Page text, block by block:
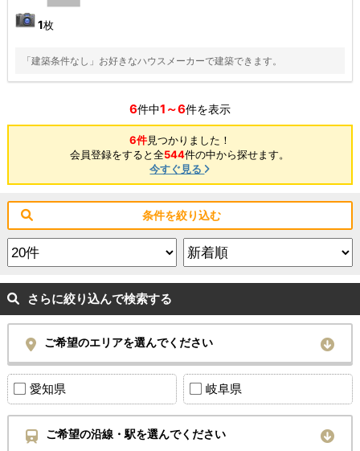
1枚
「建築条件なし」お好きなハウスメーカーで建築できます。
6件中1～6件を表示
6件見つかりました！
会員登録をすると全544件の中から探せます。
今すぐ見る
条件を絞り込む
さらに絞り込んで検索する
ご希望のエリアを選んでください
愛知県 岐阜県
ご希望の沿線・駅を選んでください